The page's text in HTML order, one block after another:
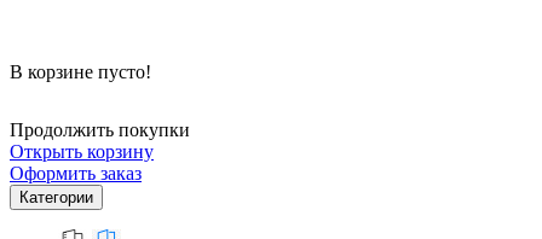
В корзине пусто!
Продолжить покупки
Открыть корзину
Оформить заказ
Категории